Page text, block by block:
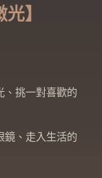
】
、挑一對喜歡的
鏡、走入生活的